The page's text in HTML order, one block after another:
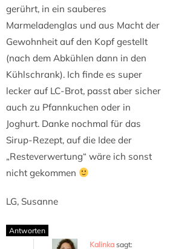
gerührt, in ein sauberes
Marmeladenglas und aus Macht der
Gewohnheit auf den Kopf gestellt
(nach dem Abkühlen dann in den
Kühlschrank). Ich finde es super
lecker auf LC-Brot, passt aber sicher
auch zu Pfannkuchen oder in
Joghurt. Danke nochmal für das
Sirup-Rezept, auf die Idee der
„Resteverwertung“ wäre ich sonst
nicht gekommen
LG, Susanne
Antworten
Kalinka sagt: